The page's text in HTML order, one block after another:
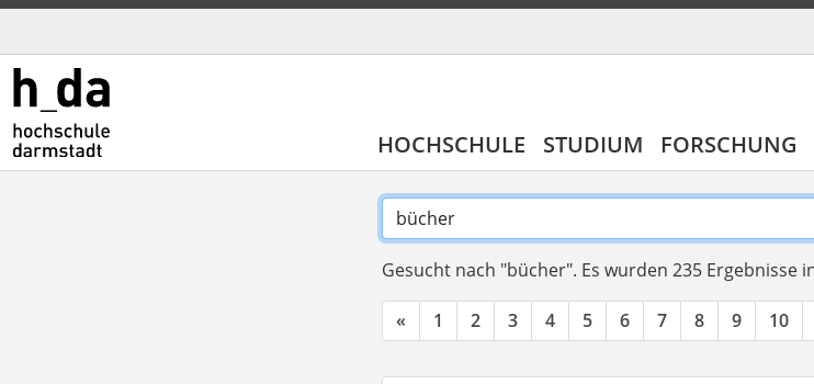
HOCHSCHULE STUDIUM FORSCHUNG
Gesucht nach "bücher". Es wurden 235 Ergebnisse
« 1 2 3 4 5 6 7 8 9 10